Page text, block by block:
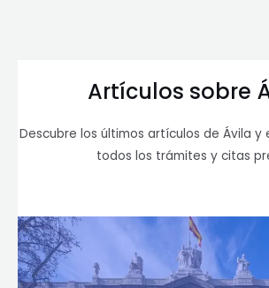
Artículos sobre
Descubre los últimos artículos de Ávila
todos los trámites y citas